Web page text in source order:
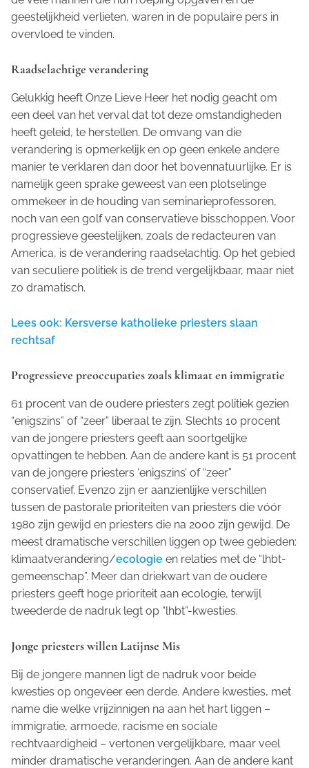
geestelijkheid verlieten, waren in de populaire pers in
overvloed te vinden.
Raadselachtige verandering
Gelukkig heeft Onze Lieve Heer het nodig geacht om
een deel van het verval dat tot deze omstandigheden
heeft geleid, te herstellen. De omvang van die
verandering is opmerkelijk en op geen enkele andere
manier te verklaren dan door het bovennatuurlijke. Er is
namelijk geen sprake geweest van een plotselinge
ommekeer in de houding van seminarieprofessoren,
noch van een golf van conservatieve bisschoppen. Voor
progressieve geestelijken, zoals de redacteuren van
America, is de verandering raadselachtig. Op het gebied
van seculiere politiek is de trend vergelijkbaar, maar niet
zo dramatisch.
Lees ook: Kersverse katholieke priesters slaan
rechtsaf
Progressieve preoccupaties zoals klimaat en immigratie
61 procent van de oudere priesters zegt politiek gezien
“enigszins” of “zeer” liberaal te zijn. Slechts 10 procent
van de jongere priesters geeft aan soortgelijke
opvattingen te hebben. Aan de andere kant is 51 procent
van de jongere priesters ‘enigszins’ of “zeer”
conservatief. Evenzo zijn er aanzienlijke verschillen
tussen de pastorale prioriteiten van priesters die vóór
1980 zijn gewijd en priesters die na 2000 zijn gewijd. De
meest dramatische verschillen liggen op twee gebieden:
klimaatverandering/ecologie en relaties met de “lhbt-
gemeenschap”. Meer dan driekwart van de oudere
priesters geeft hoge prioriteit aan ecologie, terwijl
tweederde de nadruk legt op “lhbt”-kwesties.
Jonge priesters willen Latijnse Mis
Bij de jongere mannen ligt de nadruk voor beide
kwesties op ongeveer een derde. Andere kwesties, met
name die welke vrijzinnigen na aan het hart liggen –
immigratie, armoede, racisme en sociale
rechtvaardigheid – vertonen vergelijkbare, maar veel
minder dramatische veranderingen. Aan de andere kant